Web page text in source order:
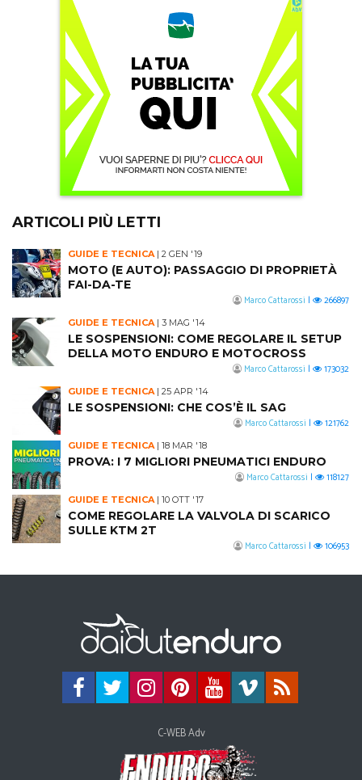
ARTICOLI PIÙ LETTI
GUIDE E TECNICA| 2 GEN '19
MOTO (E AUTO): PASSAGGIO DI PROPRIETÀ
FAI-DA-TE
Marco Cattarossi | 266897
GUIDE E TECNICA| 3 MAG '14
LE SOSPENSIONI: COME REGOLARE IL SETUP
DELLA MOTO ENDURO E MOTOCROSS
Marco Cattarossi | 173032
GUIDE E TECNICA| 25 APR '14
LE SOSPENSIONI: CHE COS’È IL SAG
Marco Cattarossi | 121762
GUIDE E TECNICA| 18 MAR '18
PROVA: I 7 MIGLIORI PNEUMATICI ENDURO
Marco Cattarossi | 118127
GUIDE E TECNICA| 10 OTT '17
COME REGOLARE LA VALVOLA DI SCARICO
SULLE KTM 2T
Marco Cattarossi | 106953
C-WEB Adv